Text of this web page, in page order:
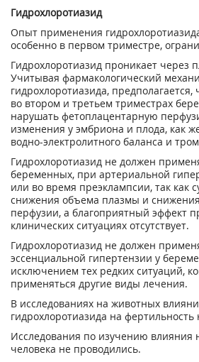
Гидрохлоротиазид
Опыт применения
особенно в первом триместре,
Гидрохлоротиазид проникает через
Учитывая фармакологический
гидрохлоротиазида,
во втором и третьем триместрах
нарушать фетоплацентарную
изменения у эмбриона и плода, как
водно­-электролитного баланса и
Гидрохлоротиазид не должен
беременных, при артериальной
или во время преэклампсии, так как
снижения объема плазмы и
перфузии, а благоприятный эффект
клинических ситуациях отсутствует.
Гидрохлоротиазид не должен
эссенциальной гипертензии у
исключением тех редких ситуаций,
применяться другие виды лечения.
В исследованиях на животных
гидрохлоротиазида на
Исследования по изучению влияния
человека не проводились.